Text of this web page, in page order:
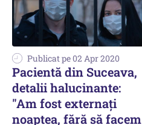
Publicat pe 02 Apr 2020
Pacientă din Suceava,
detalii halucinante:
"Am fost externați
noaptea, fără să facem